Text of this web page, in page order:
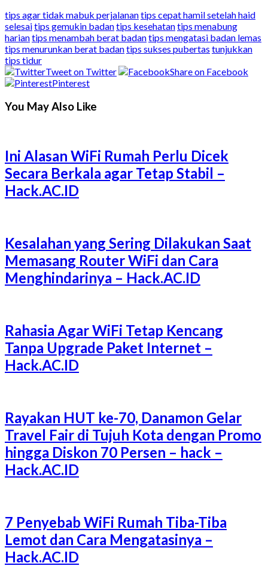
tips agar tidak mabuk perjalanantips cepat hamil setelah haid
selesaitips gemukin badantips kesehatantips menabung
hariantips menambah berat badantips mengatasi badan lemas
tips menurunkan berat badantips sukses pubertas tunjukkan
tips tidur
Tweet on Twitter
Share on Facebook
Pinterest
You May Also Like
Ini Alasan WiFi Rumah Perlu Dicek
Secara Berkala agar Tetap Stabil –
Hack.AC.ID
Kesalahan yang Sering Dilakukan Saat
Memasang Router WiFi dan Cara
Menghindarinya – Hack.AC.ID
Rahasia Agar WiFi Tetap Kencang
Tanpa Upgrade Paket Internet –
Hack.AC.ID
Rayakan HUT ke-70, Danamon Gelar
Travel Fair di Tujuh Kota dengan Promo
hingga Diskon 70 Persen – hack –
Hack.AC.ID
7 Penyebab WiFi Rumah Tiba-Tiba
Lemot dan Cara Mengatasinya –
Hack.AC.ID